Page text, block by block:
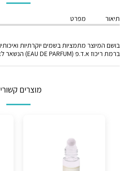
תיאור מפרט
בושם המיוצר מתמציות בשמים יוקרתיות
ברמת ריכוז א.ד.פ (EAU DE PARFUM) הנשאר לאורך זמן רב על הגוף.
מוצרים